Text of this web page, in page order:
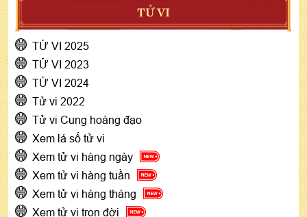
TỬ VI
TỬ VI 2025
TỬ VI 2023
TỬ VI 2024
Tử vi 2022
Tử vi Cung hoàng đạo
Xem lá số tử vi
Xem tử vi hàng ngày
Xem tử vi hàng tuần
Xem tử vi hàng tháng
Xem tử vi trọn đời